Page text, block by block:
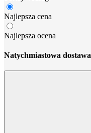
Najlepsza cena
Najlepsza ocena
Natychmiastowa dostawa